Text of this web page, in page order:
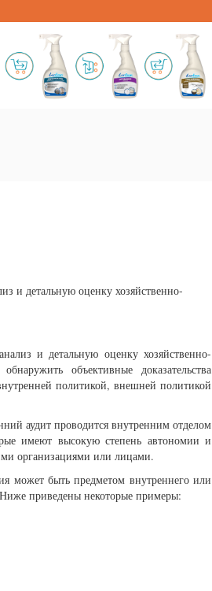
и детальную оценку хозяйственно-
и детальную оценку хозяйственно-
объективные доказательства
политикой, внешней политикой
аудит проводится внутренним отделом
имеют высокую степень автономии и
организациями или лицами.
может быть предметом внутреннего или
приведены некоторые примеры: